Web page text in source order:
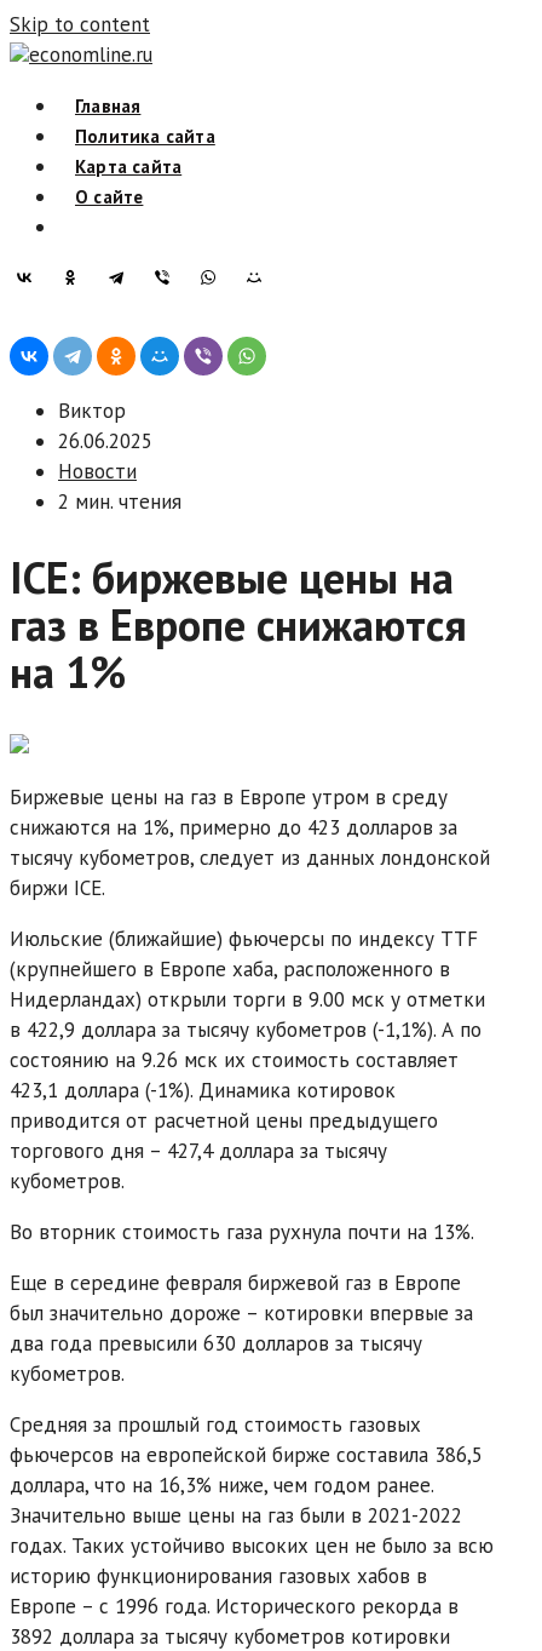
Skip to content
economline.ru
Главная
Политика сайта
Карта сайта
О сайте
Виктор
26.06.2025
Новости
2 мин. чтения
ICE: биржевые цены на
газ в Европе снижаются
на 1%
Биржевые цены на газ в Европе утром в среду
снижаются на 1%, примерно до 423 долларов за
тысячу кубометров, следует из данных лондонской
биржи ICE.
Июльские (ближайшие) фьючерсы по индексу TTF
(крупнейшего в Европе хаба, расположенного в
Нидерландах) открыли торги в 9.00 мск у отметки
в 422,9 доллара за тысячу кубометров (-1,1%). А по
состоянию на 9.26 мск их стоимость составляет
423,1 доллара (-1%). Динамика котировок
приводится от расчетной цены предыдущего
торгового дня – 427,4 доллара за тысячу
кубометров.
Во вторник стоимость газа рухнула почти на 13%.
Еще в середине февраля биржевой газ в Европе
был значительно дороже – котировки впервые за
два года превысили 630 долларов за тысячу
кубометров.
Средняя за прошлый год стоимость газовых
фьючерсов на европейской бирже составила 386,5
доллара, что на 16,3% ниже, чем годом ранее.
Значительно выше цены на газ были в 2021-2022
годах. Таких устойчиво высоких цен не было за всю
историю функционирования газовых хабов в
Европе – с 1996 года. Исторического рекорда в
3892 доллара за тысячу кубометров котировки